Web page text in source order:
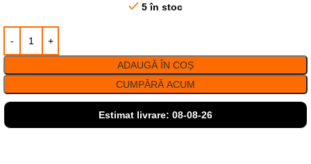
5 în stoc
ADAUGĂ ÎN COȘ
CUMPĂRĂ ACUM
Estimat livrare: 08-08-26